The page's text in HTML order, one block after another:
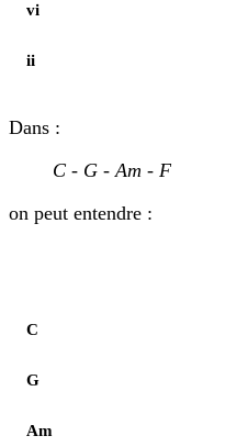
vi
ii
Dans :
C - G - Am - F
on peut entendre :
C
G
Am